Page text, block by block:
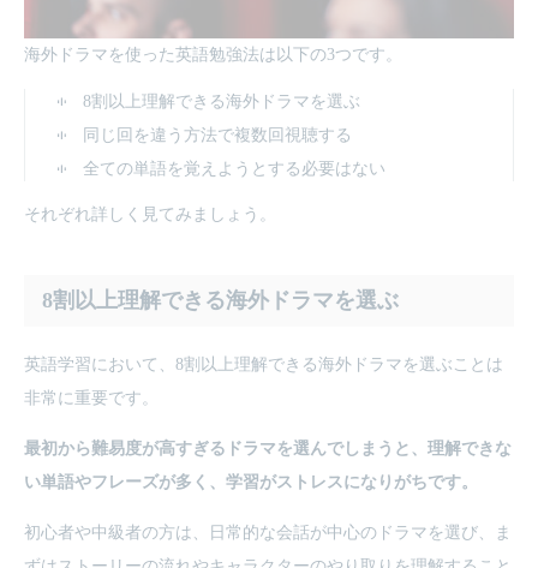
海外ドラマを使った英語勉強法は以下の3つです。
8割以上理解できる海外ドラマを選ぶ
同じ回を違う方法で複数回視聴する
全ての単語を覚えようとする必要はない
それぞれ詳しく見てみましょう。
8割以上理解できる海外ドラマを選ぶ
英語学習において、8割以上理解できる海外ドラマを選ぶことは
非常に重要です。
最初から難易度が高すぎるドラマを選んでしまうと、理解できな
い単語やフレーズが多く、学習がストレスになりがちです。
初心者や中級者の方は、日常的な会話が中心のドラマを選び、ま